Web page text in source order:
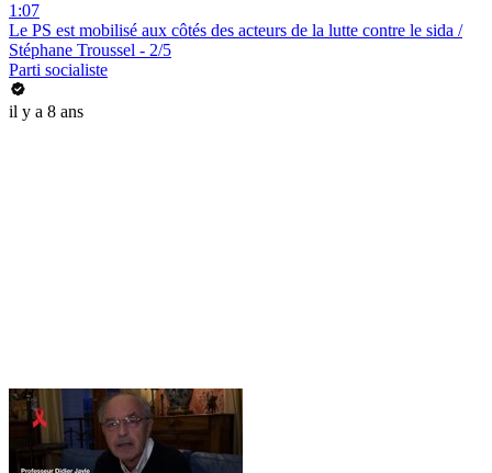
1:07
Le PS est mobilisé aux côtés des acteurs de la lutte contre le sida /
Stéphane Troussel - 2/5
Parti socialiste
il y a 8 ans